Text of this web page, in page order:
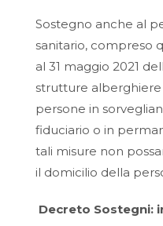
Sostegno anche al
sanitario, compreso
al 31 maggio 2021
strutture
persone in
fiduciario o in
tali misure non
il domicilio della
Decreto Sostegni: